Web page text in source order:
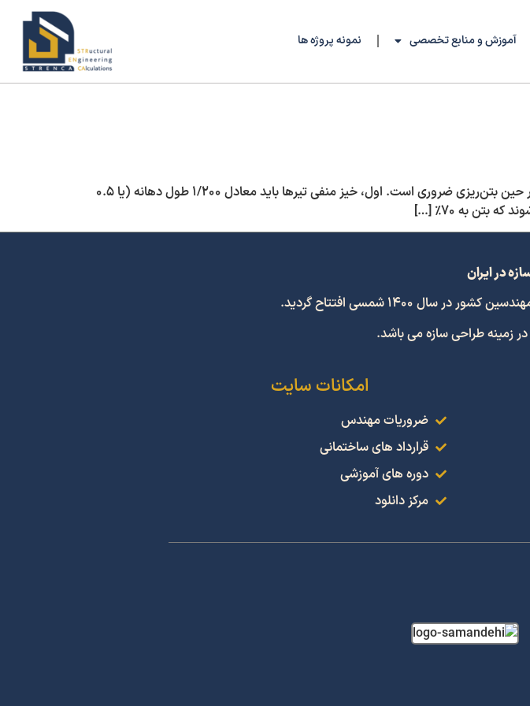
آموزش و منابع تخصصی نمونه پروژه ها
در اجرای سقف، رعایت چند نکته کلیدی برای جلوگیری از خیز مثبت تیر یا حتی ریزش سقف در حین بتن‌ریزی ضروری است. اول، خیز منفی تیرها باید معادل ۱/۲۰۰ طول دهانه (یا ۰.۵
بتن به ۷۰٪ […]
در ایران
1400 شمسی افتتاح گردید.
زمینه طراحی سازه می باشد.
امکانات سایت
ضروریات مهندس
قرارداد های ساختمانی
دوره های آموزشی
مرکز دانلود